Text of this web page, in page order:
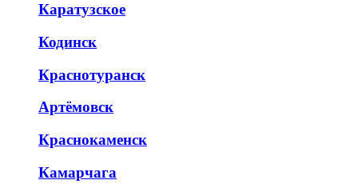
Каратузское
Кодинск
Краснотуранск
Артёмовск
Краснокаменск
Камарчага